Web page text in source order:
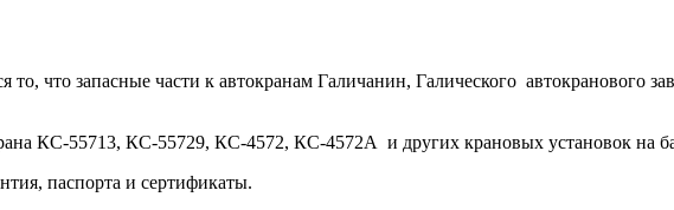
что запасные части к автокранам Галичанин, Галического автокранового
КС-55713, КС-55729, КС-4572, КС-4572А и других крановых установок на
паспорта и сертификаты.